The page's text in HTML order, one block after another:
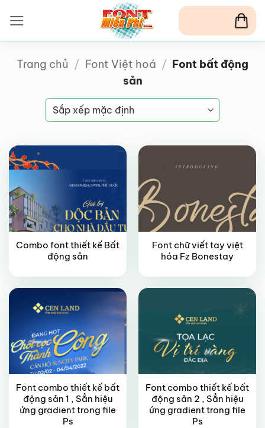
qua
nội
dung
Trang chủ / Font Việt hoá / Font bất động
sản
Combo font thiết kế Bất
động sản
Font chữ viết tay việt
hóa Fz Bonestay
VIP
Font combo thiết kế bất
động sản 1 , Sẳn hiệu
ứng gradient trong file
Ps
VIP
Font combo thiết kế bất
động sản 2 , Sẳn hiệu
ứng gradient trong file
Ps
VIP VIP